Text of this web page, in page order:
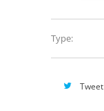
Type:
Tweet